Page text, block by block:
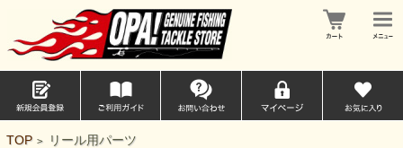
TOP > リール用パーツ